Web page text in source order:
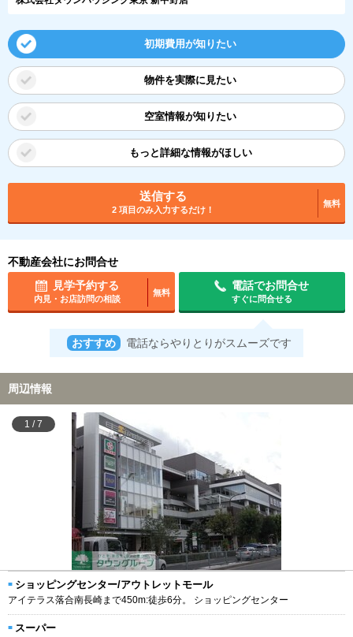
初期費用が知りたい
物件を実際に見たい
空室情報が知りたい
もっと詳細な情報がほしい
送信する
2 項目のみ入力するだけ！
無料
不動産会社にお問合せ
見学予約する
内見・お店訪問の相談
無料
電話でお問合せ
すぐに問合せる
おすすめ 電話ならやりとりがスムーズです
周辺情報
1 /7
ショッピングセンター/アウトレットモール
アイテラス落合南長崎まで450m:徒歩6分。 ショッピングセンター
スーパー